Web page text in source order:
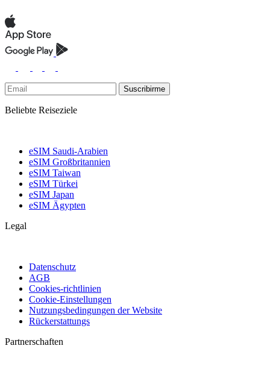
Suscribirme
Beliebte Reiseziele
eSIM Saudi-Arabien
eSIM Großbritannien
eSIM Taiwan
eSIM Türkei
eSIM Japan
eSIM Ägypten
Legal
Datenschutz
AGB
Cookies-richtlinien
Cookie-Einstellungen
Nutzungsbedingungen der Website
Rückerstattungs
Partnerschaften